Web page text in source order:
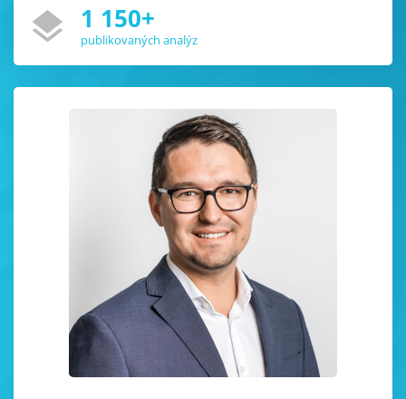
layers 1 150+
publikovaných analýz